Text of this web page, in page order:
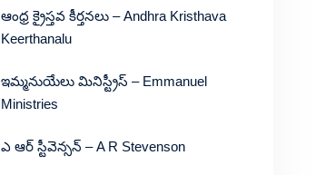
ఆంధ్ర క్రైస్తవ కీర్తనలు – Andhra Kristhava
Keerthanalu
ఇమ్మనుయేలు మినిస్ట్రీస్ – Emmanuel
Ministries
ఎ ఆర్ స్టీవెన్సన్ – A R Stevenson